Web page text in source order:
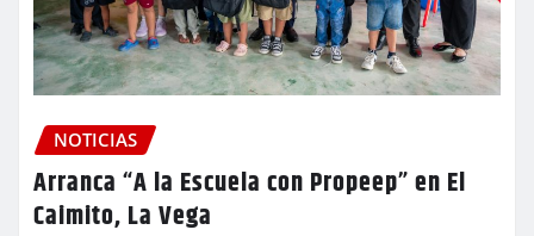
NOTICIAS
Arranca “A la Escuela con Propeep” en El
Caimito, La Vega